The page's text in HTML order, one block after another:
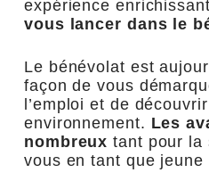
expérience
vous lancer dans le
Le bénévolat est
façon de vous
l’emploi et de
environnement. Les
nombreux tant pour la
vous en tant que jeune